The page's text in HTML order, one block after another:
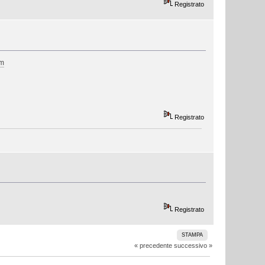
Registrato
Registrato
Registrato
STAMPA
« precedente successivo »